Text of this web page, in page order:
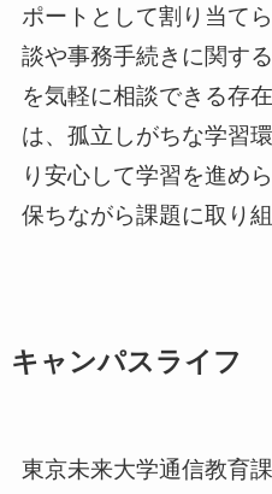
ポートとして割り当て
談や事務手続きに関す
を気軽に相談できる存
は、孤立しがちな学習
り安心して学習を進め
保ちながら課題に取り
キャンパスライフ
東京未来大学通信教育